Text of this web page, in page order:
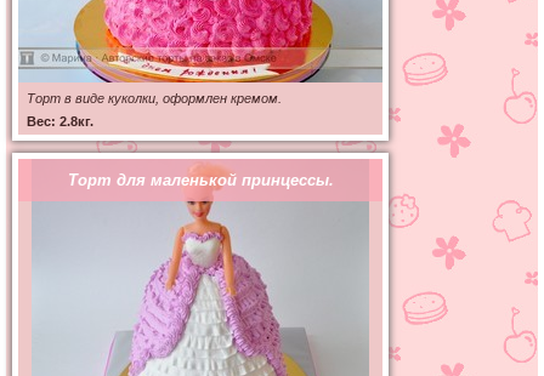
Торт в виде куколки, оформлен кремом.
Вес: 2.8кг.
Торт для маленькой принцессы.